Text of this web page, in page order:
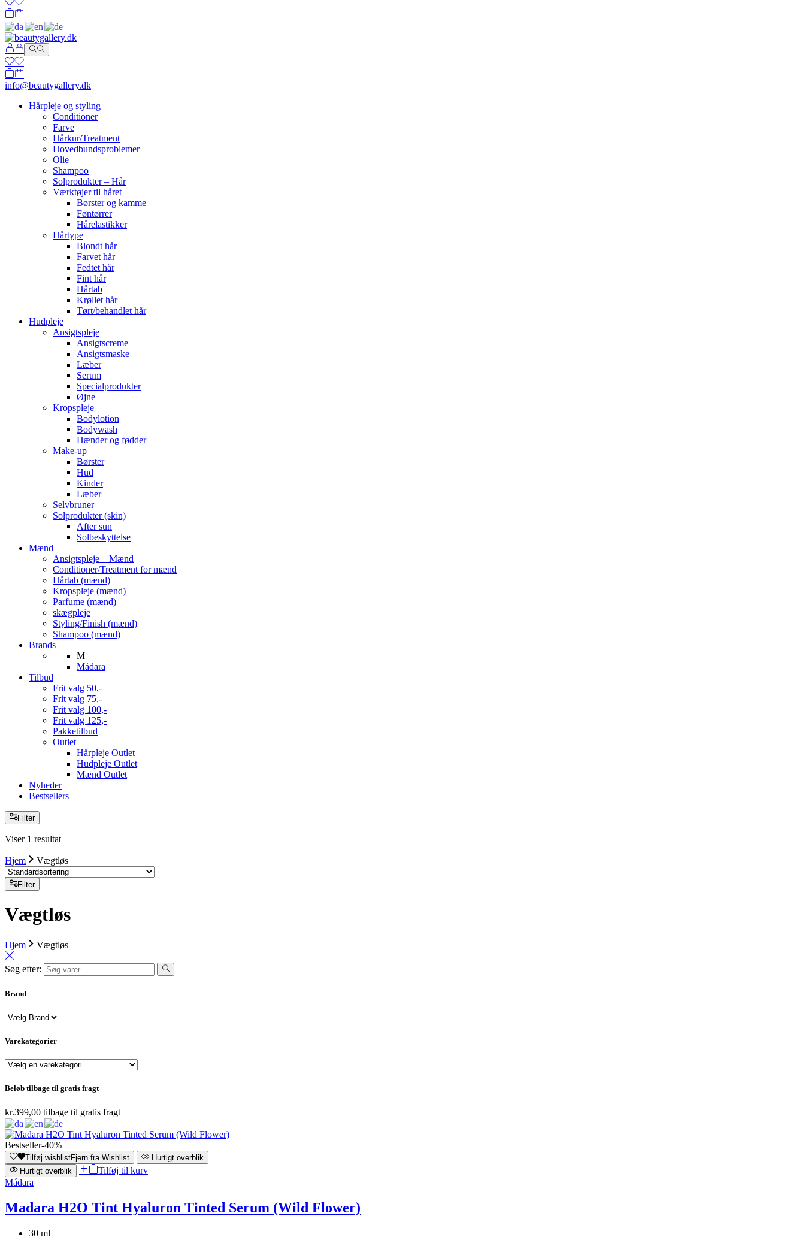
info@beautygallery.dk
Hårpleje og styling
Conditioner
Farve
Hårkur/Treatment
Hovedbundsproblemer
Olie
Shampoo
Solprodukter – Hår
Værktøjer til håret
Børster og kamme
Føntørrer
Hårelastikker
Hårtype
Blondt hår
Farvet hår
Fedtet hår
Fint hår
Hårtab
Krøllet hår
Tørt/behandlet hår
Hudpleje
Ansigtspleje
Ansigtscreme
Ansigtsmaske
Læber
Serum
Specialprodukter
Øjne
Kropspleje
Bodylotion
Bodywash
Hænder og fødder
Make-up
Børster
Hud
Kinder
Læber
Selvbruner
Solprodukter (skin)
After sun
Solbeskyttelse
Mænd
Ansigtspleje – Mænd
Conditioner/Treatment for mænd
Hårtab (mænd)
Kropspleje (mænd)
Parfume (mænd)
skægpleje
Styling/Finish (mænd)
Shampoo (mænd)
Brands
M
Mádara
Tilbud
Frit valg 50,-
Frit valg 75,-
Frit valg 100,-
Frit valg 125,-
Pakketilbud
Outlet
Hårpleje Outlet
Hudpleje Outlet
Mænd Outlet
Nyheder
Bestsellers
Filter
Viser 1 resultat
Hjem Vægtløs
Filter
Vægtløs
Hjem Vægtløs
Søg efter:
Brand
Varekategorier
Beløb tilbage til gratis fragt
kr.399,00 tilbage til gratis fragt
Bestseller-40%
Tilføj wishlistFjern fra Wishlist
Hurtigt overblik
Hurtigt overblik
Tilføj til kurv
Mádara
Madara H2O Tint Hyaluron Tinted Serum (Wild Flower)
30 ml